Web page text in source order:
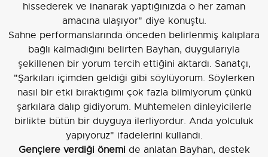
hissederek ve inanarak yaptığınızda o her zaman
amacına ulaşıyor" diye konuştu.
Sahne performanslarında önceden belirlenmiş kalıplara
bağlı kalmadığını belirten Bayhan, duygularıyla
şekillenen bir yorum tercih ettiğini aktardı. Sanatçı,
"Şarkıları içimden geldiği gibi söylüyorum. Söylerken
nasıl bir etki bıraktığımı çok fazla bilmiyorum çünkü
şarkılara dalıp gidiyorum. Muhtemelen dinleyicilerle
birlikte bütün bir duyguya ilerliyordur. Anda yolculuk
yapıyoruz" ifadelerini kullandı.
Gençlere verdiği önemide anlatan Bayhan, destek